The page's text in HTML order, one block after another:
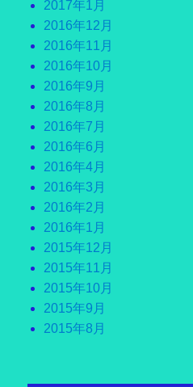
2017年1月
2016年12月
2016年11月
2016年10月
2016年9月
2016年8月
2016年7月
2016年6月
2016年4月
2016年3月
2016年2月
2016年1月
2015年12月
2015年11月
2015年10月
2015年9月
2015年8月